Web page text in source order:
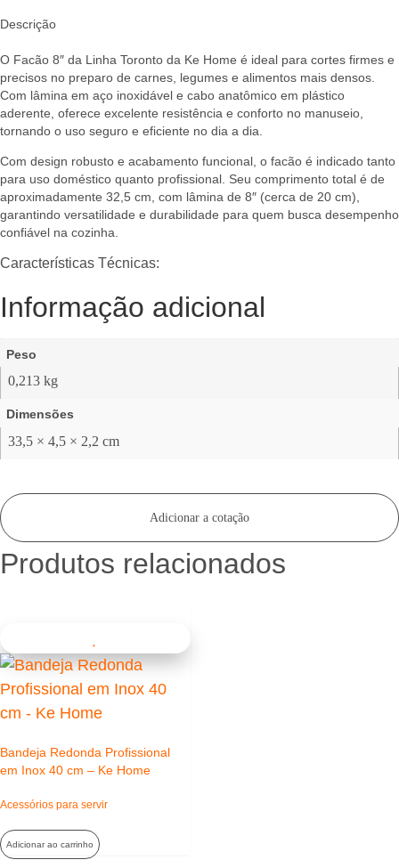
Descrição
O Facão 8″ da Linha Toronto da Ke Home é ideal para cortes firmes e
precisos no preparo de carnes, legumes e alimentos mais densos.
Com lâmina em aço inoxidável e cabo anatômico em plástico
aderente, oferece excelente resistência e conforto no manuseio,
tornando o uso seguro e eficiente no dia a dia.
Com design robusto e acabamento funcional, o facão é indicado tanto
para uso doméstico quanto profissional. Seu comprimento total é de
aproximadamente 32,5 cm, com lâmina de 8″ (cerca de 20 cm),
garantindo versatilidade e durabilidade para quem busca desempenho
confiável na cozinha.
Características Técnicas:
Informação adicional
Peso
0,213 kg
Dimensões
33,5 × 4,5 × 2,2 cm
Adicionar a cotação
Produtos relacionados
Bandeja Redonda Profissional
em Inox 40 cm – Ke Home
Acessórios para servir
Adicionar ao carrinho